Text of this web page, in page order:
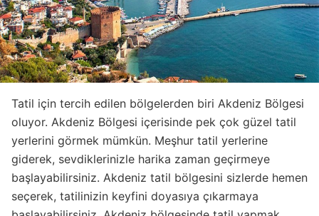
Tatil için tercih edilen bölgelerden biri Akdeniz Bölgesi
oluyor. Akdeniz Bölgesi içerisinde pek çok güzel tatil
yerlerini görmek mümkün. Meşhur tatil yerlerine
giderek, sevdiklerinizle harika zaman geçirmeye
başlayabilirsiniz. Akdeniz tatil bölgesini sizlerde hemen
seçerek, tatilinizin keyfini doyasıya çıkarmaya